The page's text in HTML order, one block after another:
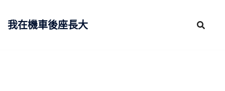
我在機車後座長大